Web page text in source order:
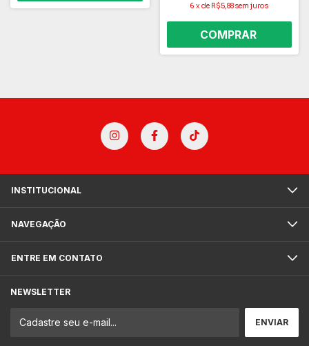
6 xde R$5,88sem juros
INSTITUCIONAL
NAVEGAÇÃO
ENTRE EM CONTATO
NEWSLETTER